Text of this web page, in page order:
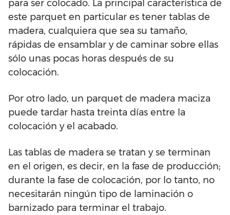
para ser colocado. La principal característica de
este parquet en particular es tener tablas de
madera, cualquiera que sea su tamaño,
rápidas de ensamblar y de caminar sobre ellas
sólo unas pocas horas después de su
colocación.
Por otro lado, un parquet de madera maciza
puede tardar hasta treinta días entre la
colocación y el acabado.
Las tablas de madera se tratan y se terminan
en el origen, es decir, en la fase de producción;
durante la fase de colocación, por lo tanto, no
necesitarán ningún tipo de laminación o
barnizado para terminar el trabajo.